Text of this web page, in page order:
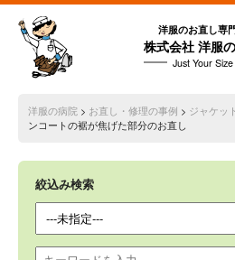
洋服のお直し専
株式会社 洋服
Just Your Size
洋服の病院 > お直し・修理の事例 > ジャケッ
ンコートの裾が焦げた部分のお直し
絞込み検索